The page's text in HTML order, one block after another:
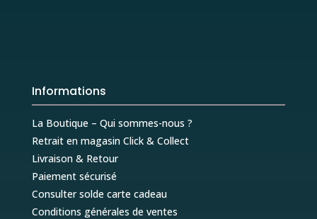
Informations
La Boutique – Qui sommes-nous ?
Retrait en magasin Click & Collect
Livraison & Retour
Paiement sécurisé
Consulter solde carte cadeau
Conditions générales de ventes